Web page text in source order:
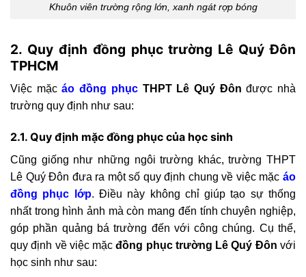
Khuôn viên trường rộng lớn, xanh ngát rợp bóng
2. Quy định đồng phục trường Lê Quý Đôn
TPHCM
Việc mặcáo đồng phụcTHPT Lê Quý Đônđược nhà
trường quy định như sau:
2.1. Quy định mặc đồng phục của học sinh
Cũng giống như những ngôi trường khác, trường THPT
Lê Quý Đôn đưa ra một số quy định chung về việc mặc áo
đồng phục lớp. Điều này không chỉ giúp tạo sự thống
nhất trong hình ảnh mà còn mang đến tính chuyên nghiệp,
góp phần quảng bá trường đến với công chúng. Cụ thể,
quy định về việc mặcđồng phục trường Lê Quý Đônvới
học sinh như sau: